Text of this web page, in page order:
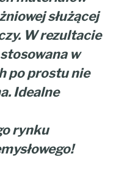
służącej
W rezultacie
w
po prostu nie
Idealne
rynku